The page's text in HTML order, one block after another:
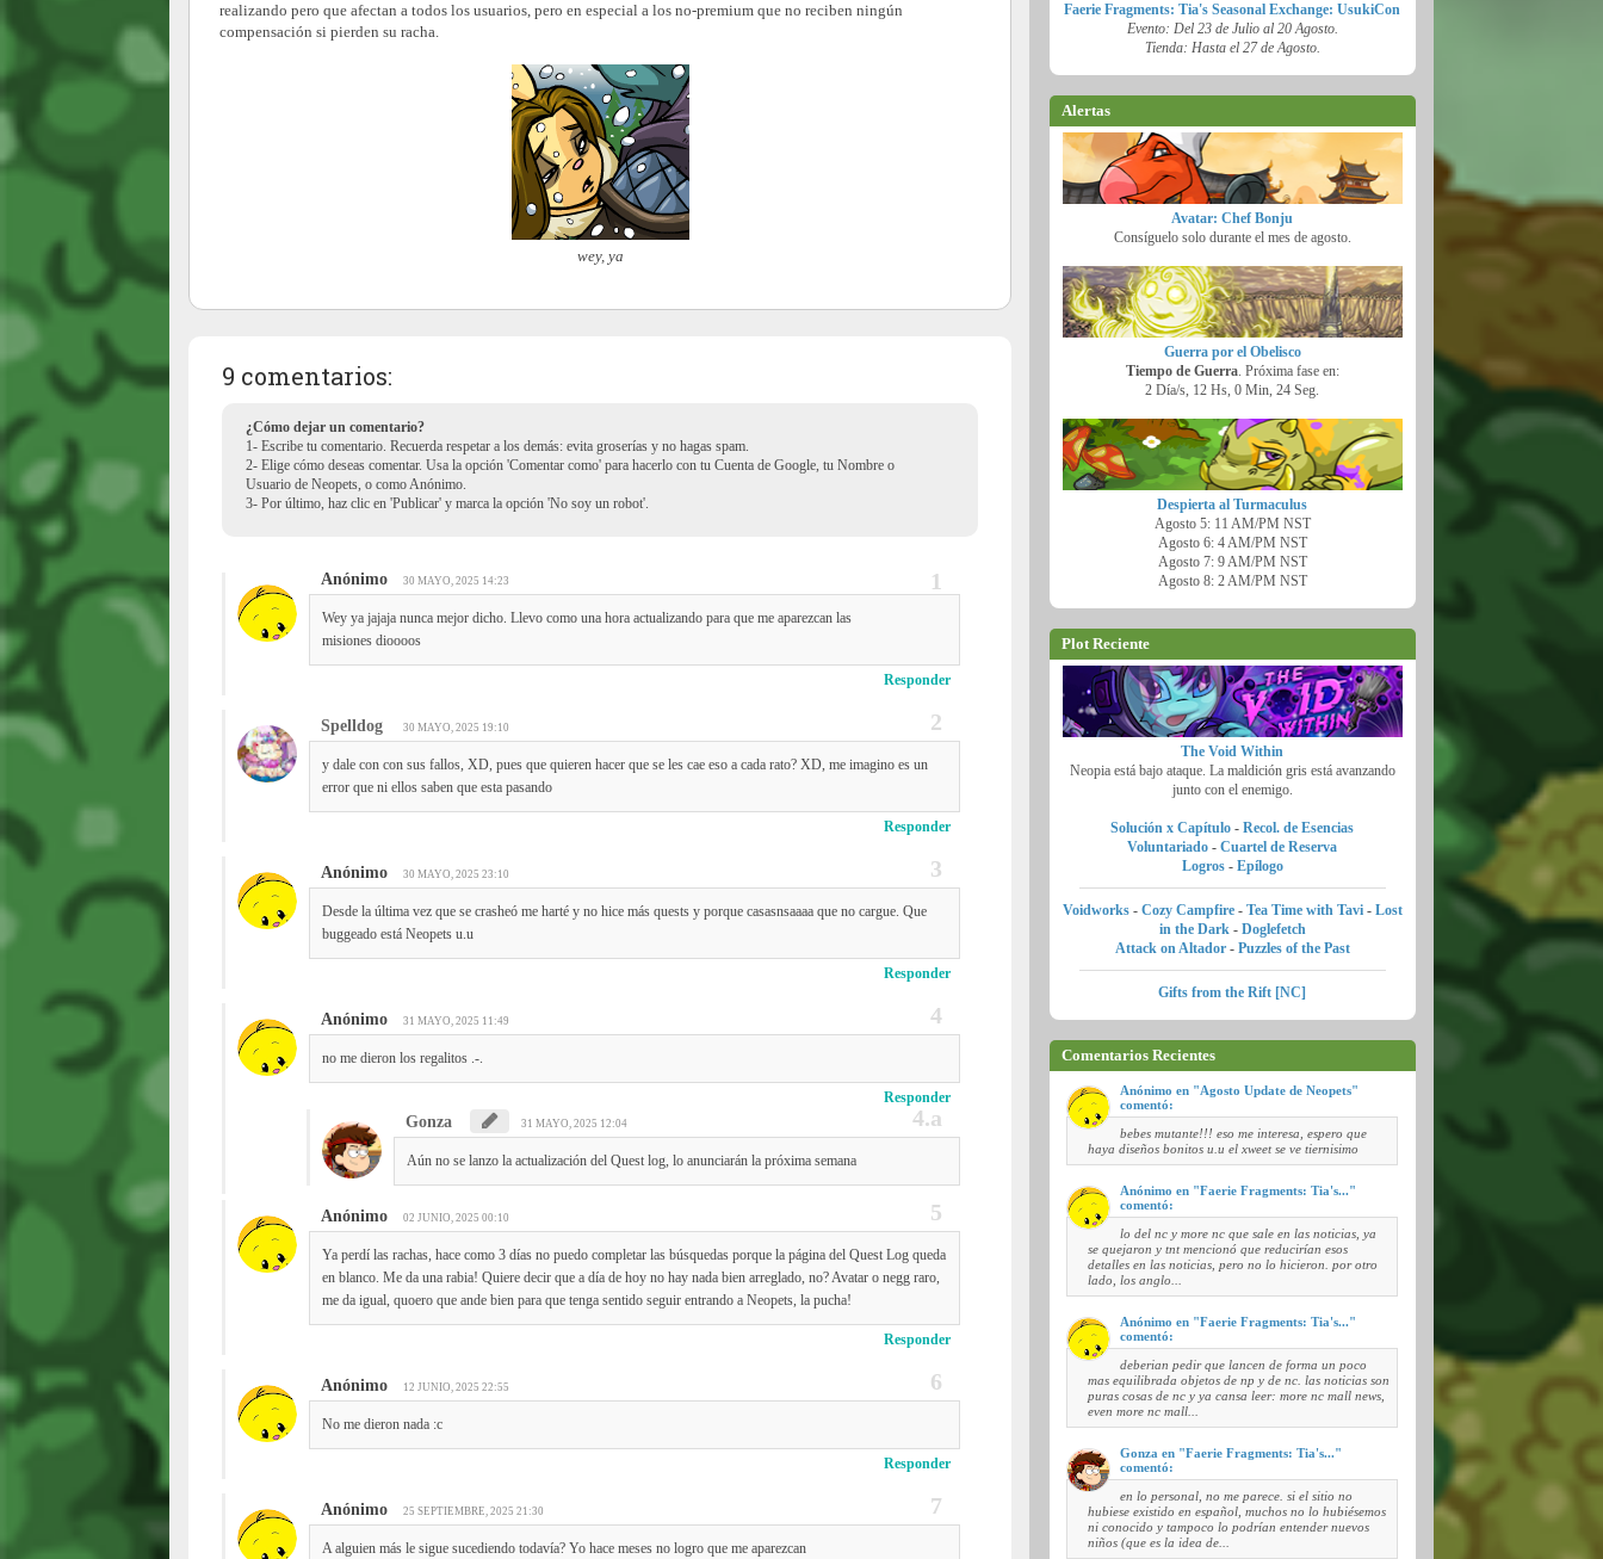
realizando pero que afectan a todos los usuarios, pero en especial a los no-premium que no reciben ningún
compensación si pierden su racha.
wey, ya
9 comentarios:
¿Cómo dejar un comentario?
1- Escribe tu comentario. Recuerda respetar a los demás: evita groserías y no hagas spam.
2- Elige cómo deseas comentar. Usa la opción 'Comentar como' para hacerlo con tu Cuenta de Google, tu Nombre o
Usuario de Neopets, o como Anónimo.
3- Por último, haz clic en 'Publicar' y marca la opción 'No soy un robot'.
Anónimo 30 MAYO, 2025 14:23
Wey ya jajaja nunca mejor dicho. Llevo como una hora actualizando para que me aparezcan las
misiones dioooos
Responder
Spelldog 30 MAYO, 2025 19:10
y dale con con sus fallos, XD, pues que quieren hacer que se les cae eso a cada rato? XD, me imagino es un
error que ni ellos saben que esta pasando
Responder
Anónimo 30 MAYO, 2025 23:10
Desde la última vez que se crasheó me harté y no hice más quests y porque casasnsaaaa que no cargue. Que
buggeado está Neopets u.u
Responder
Anónimo 31 MAYO, 2025 11:49
no me dieron los regalitos .-.
Responder
Gonza 31 MAYO, 2025 12:04
Aún no se lanzo la actualización del Quest log, lo anunciarán la próxima semana
Anónimo 02 JUNIO, 2025 00:10
Ya perdí las rachas, hace como 3 días no puedo completar las búsquedas porque la página del Quest Log queda
en blanco. Me da una rabia! Quiere decir que a día de hoy no hay nada bien arreglado, no? Avatar o negg raro,
me da igual, quoero que ande bien para que tenga sentido seguir entrando a Neopets, la pucha!
Responder
Anónimo 12 JUNIO, 2025 22:55
No me dieron nada :c
Responder
Anónimo 25 SEPTIEMBRE, 2025 21:30
A alguien más le sigue sucediendo todavía? Yo hace meses no logro que me aparezcan
Faerie Fragments: Tia's Seasonal Exchange: UsukiCon
Evento: Del 23 de Julio al 20 Agosto.
Tienda: Hasta el 27 de Agosto.
Alertas
Avatar: Chef Bonju
Consíguelo solo durante el mes de agosto.
Guerra por el Obelisco
Tiempo de Guerra. Próxima fase en:
2 Día/s, 12 Hs, 0 Min, 23 Seg.
Despierta al Turmaculus
Agosto 5: 11 AM/PM NST
Agosto 6: 4 AM/PM NST
Agosto 7: 9 AM/PM NST
Agosto 8: 2 AM/PM NST
Plot Reciente
The Void Within
Neopia está bajo ataque. La maldición gris está avanzando
junto con el enemigo.
Solución x Capítulo -Recol. de Esencias
Voluntariado -Cuartel de Reserva
Logros- Epílogo
Voidworks- Cozy Campfire - Tea Time with Tavi- Lost
in the Dark - Doglefetch
Attack on Altador- Puzzles of the Past
Gifts from the Rift [NC]
Comentarios Recientes
Anónimo en "Agosto Update de Neopets"
comentó:
bebes mutante!!! eso me interesa, espero que
haya diseños bonitos u.u el xweet se ve tiernisimo
Anónimo en "Faerie Fragments: Tia's..."
comentó:
lo del nc y more nc que sale en las noticias, ya
se quejaron y tnt mencionó que reducirían esos
detalles en las noticias, pero no lo hicieron. por otro
lado, los anglo...
Anónimo en "Faerie Fragments: Tia's..."
comentó:
deberian pedir que lancen de forma un poco
mas equilibrada objetos de np y de nc. las noticias son
puras cosas de nc y ya cansa leer: more nc mall news,
even more nc mall...
Gonza en "Faerie Fragments: Tia's..."
comentó:
en lo personal, no me parece. si el sitio no
hubiese existido en español, muchos no lo hubiésemos
ni conocido y tampoco lo podrían entender nuevos
niños (que es la idea de...